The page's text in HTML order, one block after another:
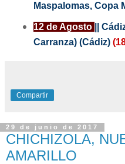
Maspalomas, Copa
12 de Agosto ||
Carranza) (Cádiz)
Compartir
29 de junio de 2017
CHICHIZOLA,
AMARILLO